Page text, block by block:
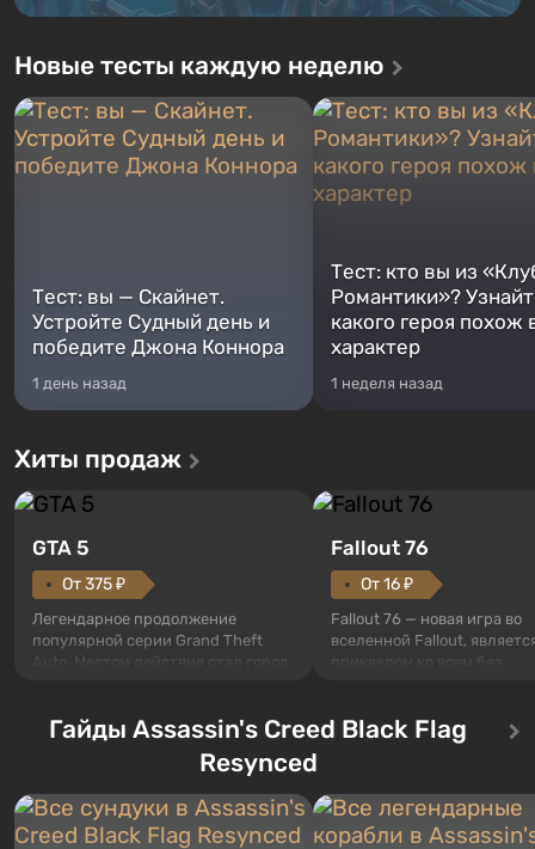
Новые тесты каждую неделю
Тест: вы — Скайнет.
Устройте Судный день и
победите Джона Коннора
1 день назад
Тест: кто вы из
Романтики»?
какого героя похож
характер
1 неделя назад
Хиты продаж
GTA 5
От 375 ₽
Легендарное продолжение
популярной серии Grand Theft
Auto. Местом действия стал город
Впервые игра расскажет историю
Тревора и Франклина, между
которыми вы сможете
переключаться в любое время.
Жанр и...
Fallout 76
От 16 ₽
Fallout 76 — новая игра во
вселенной Fallout,
приквелом ко всем без
76, первого среди
Оно же, по задумке
первым после того, как на
Америку упадут ядерные
Место действия Fallout...
Гайды Assassin's Creed Black Flag
Resynced